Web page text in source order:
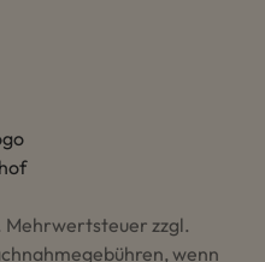
Mehrwertsteuer zzgl.
wenn